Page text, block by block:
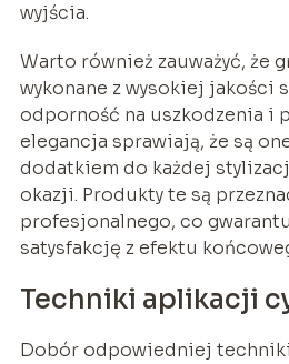
wyjścia.
Warto również zauważyć, że
wykonane z wysokiej jakości
odporność na uszkodzenia i
elegancja sprawiają, że są
dodatkiem do każdej
okazji. Produkty te są
profesjonalnego, co
satysfakcję z efektu
Techniki aplikacji
Dobór odpowiedniej